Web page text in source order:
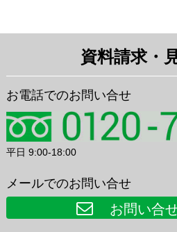
資料請求・
お電話でのお問い合せ
平日 9:00-18:00
メールでのお問い合せ
お問い合